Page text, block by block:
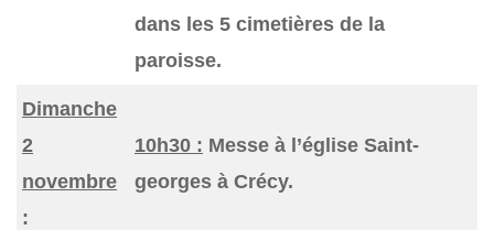
dans les 5 cimetières de la
paroisse.
Dimanche
2
novembre
:
10h30 : Messe à l’église Saint-
georges à Crécy.